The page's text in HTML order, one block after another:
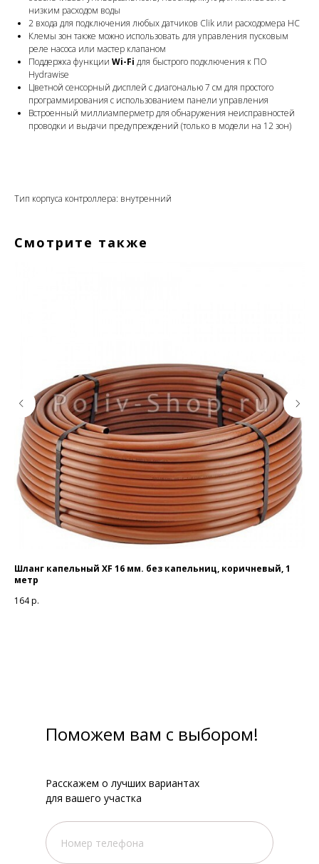
низким расходом воды
2 входа для подключения любых датчиков Clik или расходомера HC
Клемы зон также можно использовать для управления пусковым
реле насоса или мастер клапаном
Поддержка функции Wi-Fi для быстрого подключения к ПО
Hydrawise
Цветной сенсорный дисплей с диагональю 7 см для простого
программирования с использованием панели управления
Встроенный миллиамперметр для обнаружения неисправностей
проводки и выдачи предупреждений (только в модели на 12 зон)
Тип корпуса контроллера: внутренний
Смотрите также
Шланг капельный XF 16 мм. без капельниц, коричневый, 1
метр
164р.
Поможем вам с выбором!
Расскажем о лучших вариантах
для вашего участка